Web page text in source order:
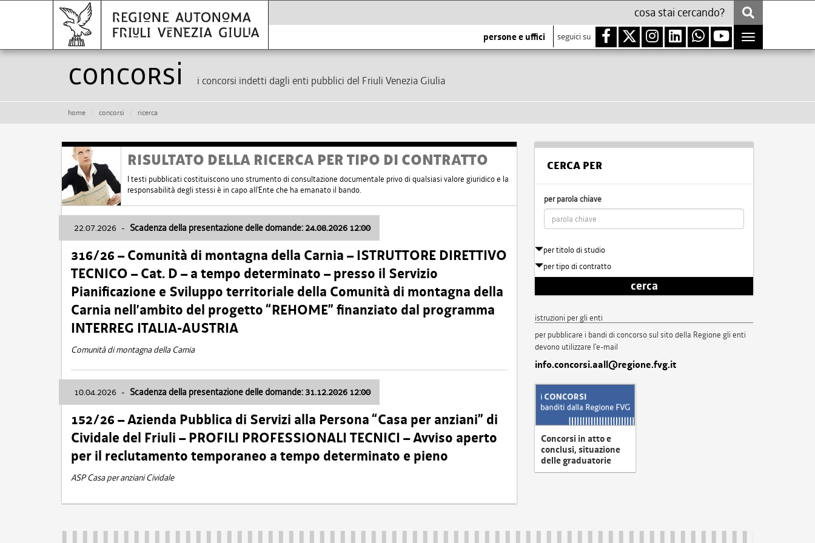
persone e uffici seguici su
Toggle
navigation
Concorsi i concorsi indetti dagli enti pubblici del Friuli Venezia Giulia
home concorsi ricerca
RISULTATO DELLA RICERCA PER TIPO DI CONTRATTO
I testi pubblicati costituiscono uno strumento di consultazione documentale privo di qualsiasi valore giuridico e la
responsabilità degli stessi è in capo all'Ente che ha emanato il bando.
22.07.2026 - Scadenza della presentazione delle domande: 24.08.2026 12:00
316/26 – Comunità di montagna della Carnia – ISTRUTTORE DIRETTIVO
TECNICO – Cat. D – a tempo determinato – presso il Servizio
Pianificazione e Sviluppo territoriale della Comunità di montagna della
Carnia nell’ambito del progetto “REHOME” finanziato dal programma
INTERREG ITALIA-AUSTRIA
Comunità di montagna della Carnia
10.04.2026 - Scadenza della presentazione delle domande: 31.12.2026 12:00
152/26 – Azienda Pubblica di Servizi alla Persona “Casa per anziani” di
Cividale del Friuli – PROFILI PROFESSIONALI TECNICI – Avviso aperto
per il reclutamento temporaneo a tempo determinato e pieno
ASP Casa per anziani Cividale
CERCA PER
per parola chiave
per titolo di studio
per tipo di contratto
cerca
istruzioni per gli enti
per pubblicare i bandi di concorso sul sito della Regione gli enti
devono utilizzare l'e-mail
info.concorsi.aall@regione.fvg.it
Concorsi in atto e
conclusi, situazione
delle graduatorie